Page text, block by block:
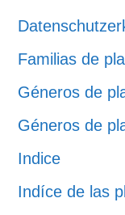
Familias de
Géneros de
Géneros de
Indice
Indíce de las